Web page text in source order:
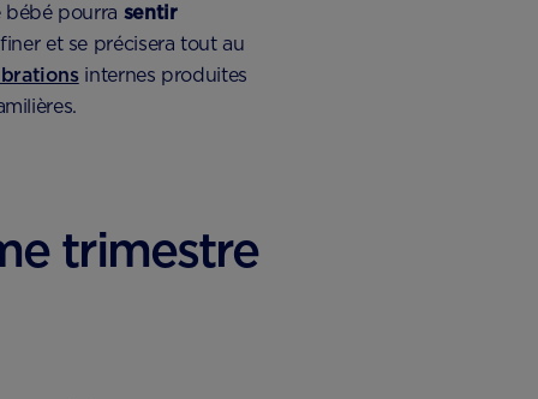
bébé pourra sentir
et se précisera tout au
internes produites
trimestre